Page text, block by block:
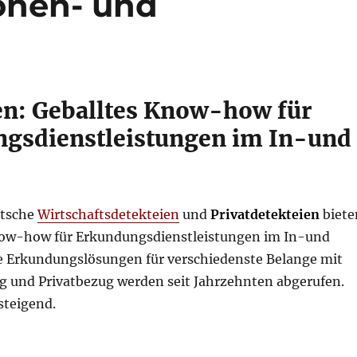
Geballtes Know-how für
im In-und
Wirtschaftsdetekteien und Privatdetekteien
how für Erkundungsdienstleistungen im In-und
Erkundungslösungen für verschiedenste Belange mit
und Privatbezug werden seit Jahrzehnten abgerufen.